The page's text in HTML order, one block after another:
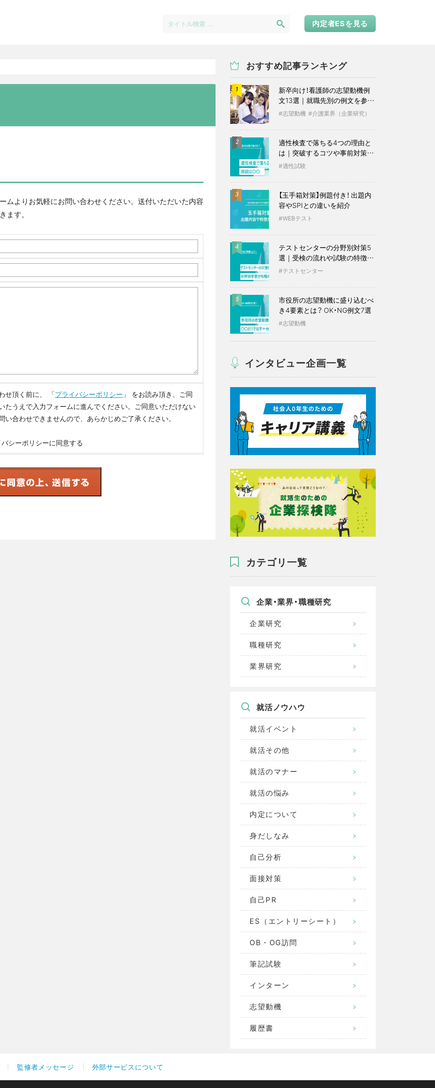
内定者ESを見る
ムよりお気軽にお問い合わせください。送付いただいた内容
ます。
せ頂く前に、 「プライバシーポリシー 」 をお読み頂き、ご同
たうえで入力フォームに進んでください。ご同意いただけない
い合わせできませんので、あらかじめご了承ください。
シーポリシーに同意する
おすすめ記事ランキング
1
新卒向け！看護師の志望動機例
文13選｜就職先別の例文を参考
に志望動機 介護業界（企業研究）
2
適性検査で落ちる4つの理由と
は｜突破するコツや事前対策も
紹介
適性試験
3
【玉手箱対策】例題付き！ 出題内
容やSPIとの違いを紹介
WEBテスト
4
テストセンターの分野別対策5
選｜受検の流れや試験の特徴も
紹介
テストセンター
5
市役所の志望動機に盛り込むべ
き4要素とは？ OK・NG例文7選
志望動機
インタビュー企画一覧
カテゴリ一覧
企業・業界・職種研究
企業研究
職種研究
業界研究
就活ノウハウ
就活イベント
就活その他
就活のマナー
就活の悩み
内定について
身だしなみ
自己分析
面接対策
自己PR
ES（エントリーシート）
OB・OG訪問
筆記試験
インターン
志望動機
履歴書
監修者メッセージ 外部サービスについて